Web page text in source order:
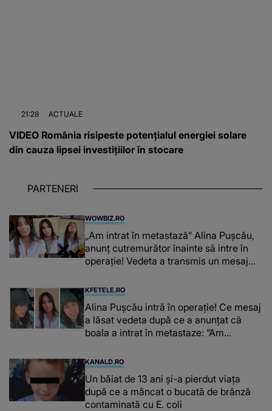
21:28 ACTUALE
VIDEO România risipeste potențialul energiei solare
din cauza lipsei investițiilor în stocare
PARTENERI
WOWBIZ.RO
„Am intrat în metastază” Alina Pușcău,
anunț cutremurător înainte să intre în
operație! Vedeta a transmis un mesaj
KFETELE.RO
Alina Pușcău intră în operație! Ce mesaj
a lăsat vedeta după ce a anunțat că
boala a intrat în metastaze: “Am
KANALD.RO
Un băiat de 13 ani și-a pierdut viața
după ce a mâncat o bucată de brânză
contaminată cu E. coli